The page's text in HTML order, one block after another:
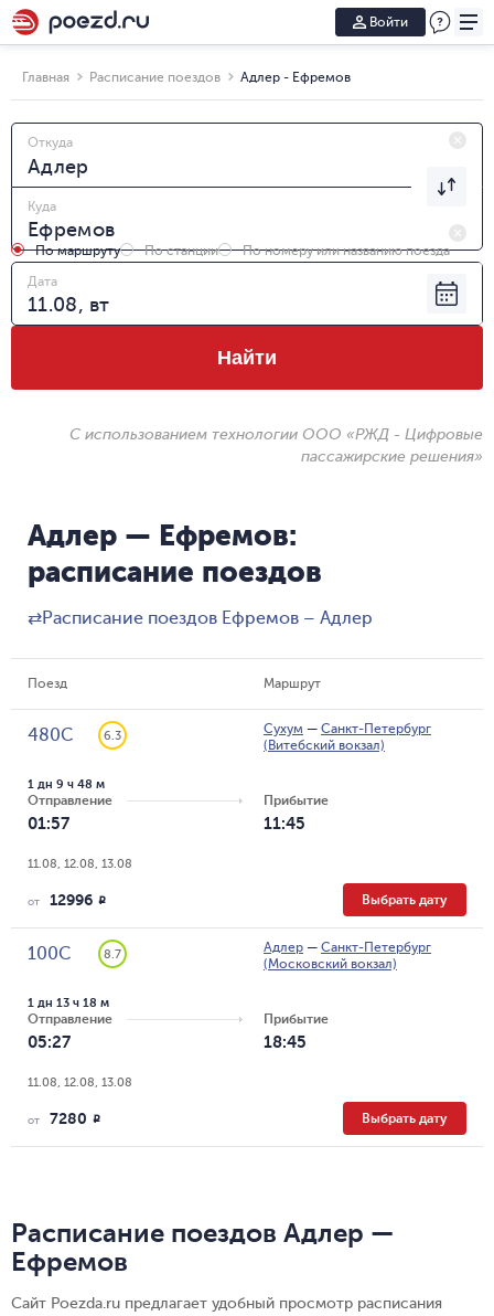
Войти
Главная Расписание поездов Адлер - Ефремов
Откуда
Куда
По маршруту По станции
По номеру или названию поезда
Дата
Найти
С использованием технологии ООО «РЖД - Цифровые
пассажирские решения»
Адлер — Ефремов:
расписание поездов
⇄Расписание поездов Ефремов – Адлер
Поезд Маршрут
480С 6.3 Сухум — Санкт-Петербург
(Витебский вокзал)
Отправление
01:57
1 дн 9 ч 48 м
Прибытие
11:45
11.08, 12.08, 13.08
от 12996 R Выбрать дату
100С 8.7 Адлер — Санкт-Петербург
(Московский вокзал)
Отправление
05:27
1 дн 13 ч 18 м
Прибытие
18:45
11.08, 12.08, 13.08
от 7280 R Выбрать дату
Расписание поездов Адлер —
Ефремов
Сайт Poezda.ru предлагает удобный просмотр расписания